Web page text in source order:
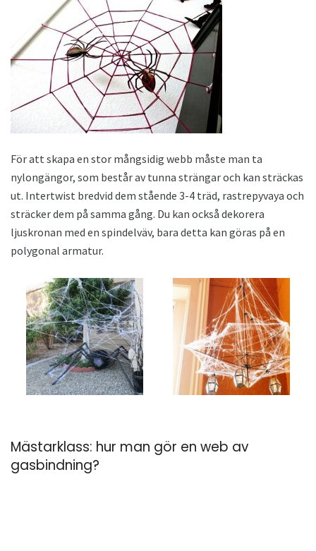
För att skapa en stor mångsidig webb måste man ta
nylongängor, som består av tunna strängar och kan sträckas
ut. Intertwist bredvid dem stående 3-4 träd, rastrepyvaya och
sträcker dem på samma gång. Du kan också dekorera
ljuskronan med en spindelväv, bara detta kan göras på en
polygonal armatur.
Mästarklass: hur man gör en web av
gasbindning?